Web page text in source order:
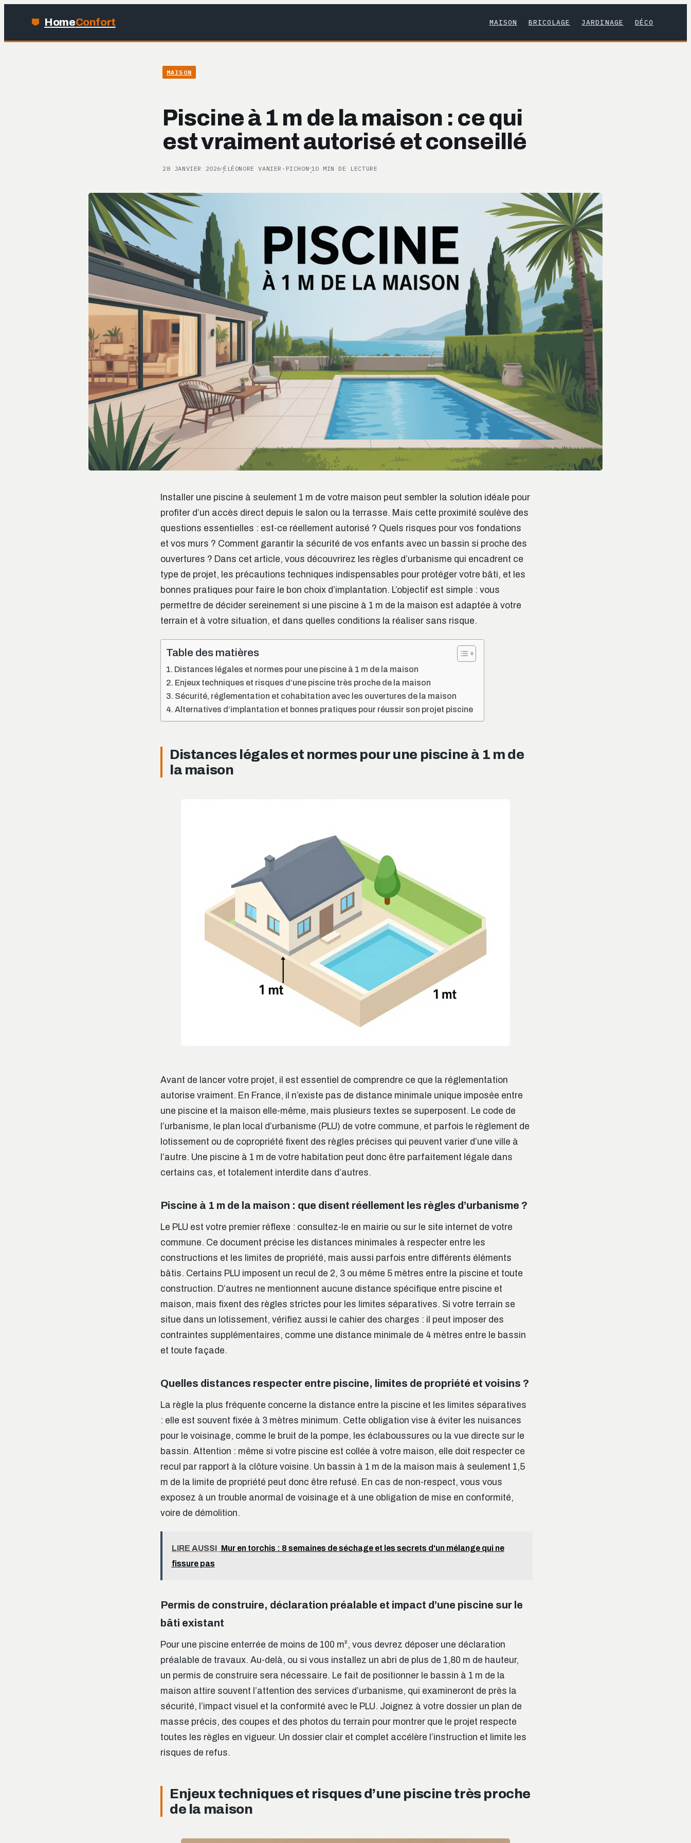
HomeConfort MAISON BRICOLAGE JARDINAGE DÉCO
MAISON
Piscine à 1 m de la maison : ce qui
est vraiment autorisé et conseillé
28 JANVIER 2026 ·ÉLÉONORE VANIER-PICHON·10 MIN DE LECTURE
Installer une piscine à seulement 1 m de votre maison peut sembler la solution idéale pour
profiter d’un accès direct depuis le salon ou la terrasse. Mais cette proximité soulève des
questions essentielles : est-ce réellement autorisé ? Quels risques pour vos fondations
et vos murs ? Comment garantir la sécurité de vos enfants avec un bassin si proche des
ouvertures ? Dans cet article, vous découvrirez les règles d’urbanisme qui encadrent ce
type de projet, les précautions techniques indispensables pour protéger votre bâti, et les
bonnes pratiques pour faire le bon choix d’implantation. L’objectif est simple : vous
permettre de décider sereinement si une piscine à 1 m de la maison est adaptée à votre
terrain et à votre situation, et dans quelles conditions la réaliser sans risque.
Table des matières
Distances légales et normes pour une piscine à 1 m de la maison
Enjeux techniques et risques d’une piscine très proche de la maison
Sécurité, réglementation et cohabitation avec les ouvertures de la maison
Alternatives d’implantation et bonnes pratiques pour réussir son projet piscine
Distances légales et normes pour une piscine à 1 m de
la maison
Avant de lancer votre projet, il est essentiel de comprendre ce que la réglementation
autorise vraiment. En France, il n’existe pas de distance minimale unique imposée entre
une piscine et la maison elle-même, mais plusieurs textes se superposent. Le code de
l’urbanisme, le plan local d’urbanisme (PLU) de votre commune, et parfois le règlement de
lotissement ou de copropriété fixent des règles précises qui peuvent varier d’une ville à
l’autre. Une piscine à 1 m de votre habitation peut donc être parfaitement légale dans
certains cas, et totalement interdite dans d’autres.
Piscine à 1 m de la maison : que disent réellement les règles d’urbanisme ?
Le PLU est votre premier réflexe : consultez-le en mairie ou sur le site internet de votre
commune. Ce document précise les distances minimales à respecter entre les
constructions et les limites de propriété, mais aussi parfois entre différents éléments
bâtis. Certains PLU imposent un recul de 2, 3 ou même 5 mètres entre la piscine et toute
construction. D’autres ne mentionnent aucune distance spécifique entre piscine et
maison, mais fixent des règles strictes pour les limites séparatives. Si votre terrain se
situe dans un lotissement, vérifiez aussi le cahier des charges : il peut imposer des
contraintes supplémentaires, comme une distance minimale de 4 mètres entre le bassin
et toute façade.
Quelles distances respecter entre piscine, limites de propriété et voisins ?
La règle la plus fréquente concerne la distance entre la piscine et les limites séparatives
: elle est souvent fixée à 3 mètres minimum. Cette obligation vise à éviter les nuisances
pour le voisinage, comme le bruit de la pompe, les éclaboussures ou la vue directe sur le
bassin. Attention : même si votre piscine est collée à votre maison, elle doit respecter ce
recul par rapport à la clôture voisine. Un bassin à 1 m de la maison mais à seulement 1,5
m de la limite de propriété peut donc être refusé. En cas de non-respect, vous vous
exposez à un trouble anormal de voisinage et à une obligation de mise en conformité,
voire de démolition.
LIRE AUSSI Mur en torchis : 8 semaines de séchage et les secrets d'un mélange qui ne
fissure pas
Permis de construire, déclaration préalable et impact d’une piscine sur le
bâti existant
Pour une piscine enterrée de moins de 100 m², vous devrez déposer une déclaration
préalable de travaux. Au-delà, ou si vous installez un abri de plus de 1,80 m de hauteur,
un permis de construire sera nécessaire. Le fait de positionner le bassin à 1 m de la
maison attire souvent l’attention des services d’urbanisme, qui examineront de près la
sécurité, l’impact visuel et la conformité avec le PLU. Joignez à votre dossier un plan de
masse précis, des coupes et des photos du terrain pour montrer que le projet respecte
toutes les règles en vigueur. Un dossier clair et complet accélère l’instruction et limite les
risques de refus.
Enjeux techniques et risques d’une piscine très proche
de la maison